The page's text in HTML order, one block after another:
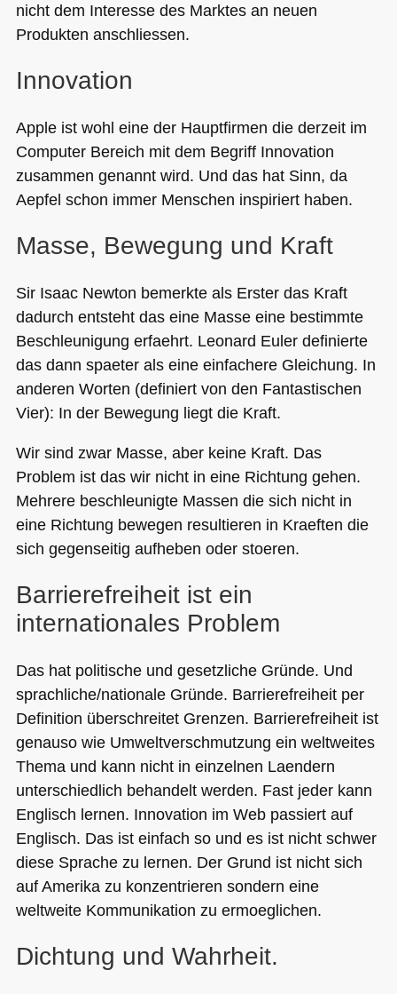
nicht dem Interesse des Marktes an neuen
Produkten anschliessen.
Innovation
Apple ist wohl eine der Hauptfirmen die derzeit im
Computer Bereich mit dem Begriff Innovation
zusammen genannt wird. Und das hat Sinn, da
Aepfel schon immer Menschen inspiriert haben.
Masse, Bewegung und Kraft
Sir Isaac Newton bemerkte als Erster das Kraft
dadurch entsteht das eine Masse eine bestimmte
Beschleunigung erfaehrt. Leonard Euler definierte
das dann spaeter als eine einfachere Gleichung. In
anderen Worten (definiert von den Fantastischen
Vier): In der Bewegung liegt die Kraft.
Wir sind zwar Masse, aber keine Kraft. Das
Problem ist das wir nicht in eine Richtung gehen.
Mehrere beschleunigte Massen die sich nicht in
eine Richtung bewegen resultieren in Kraeften die
sich gegenseitig aufheben oder stoeren.
Barrierefreiheit ist ein
internationales Problem
Das hat politische und gesetzliche Gründe. Und
sprachliche/nationale Gründe. Barrierefreiheit per
Definition überschreitet Grenzen. Barrierefreiheit ist
genauso wie Umweltverschmutzung ein weltweites
Thema und kann nicht in einzelnen Laendern
unterschiedlich behandelt werden. Fast jeder kann
Englisch lernen. Innovation im Web passiert auf
Englisch. Das ist einfach so und es ist nicht schwer
diese Sprache zu lernen. Der Grund ist nicht sich
auf Amerika zu konzentrieren sondern eine
weltweite Kommunikation zu ermoeglichen.
Dichtung und Wahrheit.